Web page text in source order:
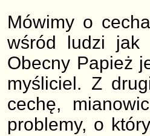
Mówimy o
wśród ludzi jak
Obecny Papież
myśliciel. Z
cechę,
problemy, o